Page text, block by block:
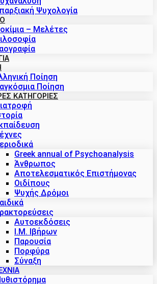
Ψυχολογία
– Μελέτες
Ποίηση
Ποίηση
ΚΑΤΗΓΟΡΙΕΣ
Greek annual of Psychoanalysis
Άνθρωπος
Αποτελεσματικός Επιστήμονας
Οιδίπους
Ψυχής Δρόμοι
Αυτοεκδόσεις
Ι.Μ. Ιβήρων
Παρουσία
Πορφύρα
Σύναξη